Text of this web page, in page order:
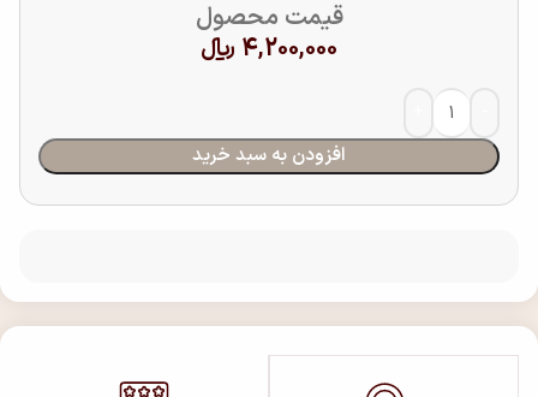
قیمت محصول
4,200,000 ﷼
افزودن به سبد خرید